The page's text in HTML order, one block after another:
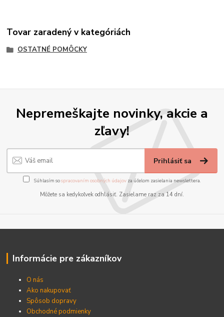
Tovar zaradený v kategóriách
OSTATNÉ POMÔCKY
Nepremeškajte novinky, akcie a
zľavy!
Prihlásiť sa
Súhlasím sospracovaním osobných údajov za účelom zasielania newslettera.
Môžete sa kedykoľvek odhlásiť. Zasielame raz za 14 dní.
Informácie pre zákazníkov
O nás
Ako nakupovať
Spôsob dopravy
Obchodné podmienky